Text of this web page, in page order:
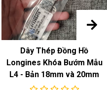
Dây Thép Đồng Hồ
Longines Khóa Bướm Mẫu
L4 - Bản 18mm và 20mm